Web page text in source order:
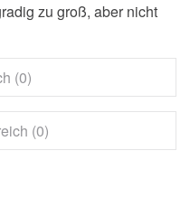
zu groß, aber nicht
(0)
(0)